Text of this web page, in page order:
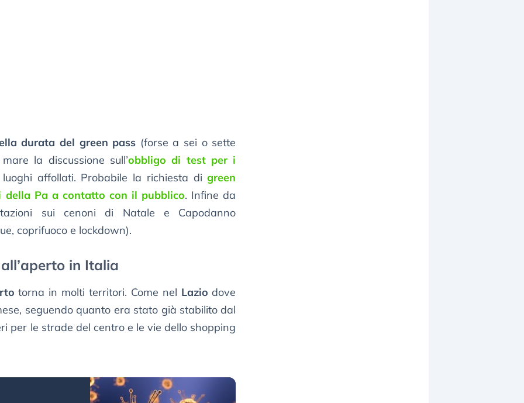
durata del green pass (forse a sei o sette
la discussione sull’obbligo di test per i
affollati. Probabile la richiesta digreen
della Pa a contatto con il pubblico. Infine da
sui cenoni di Natale e Capodanno
coprifuoco e lockdown).
in Italia
torna in molti territori. Come nel Lazio dove
seguendo quanto era stato già stabilito dal
per le strade del centro e le vie dello shopping